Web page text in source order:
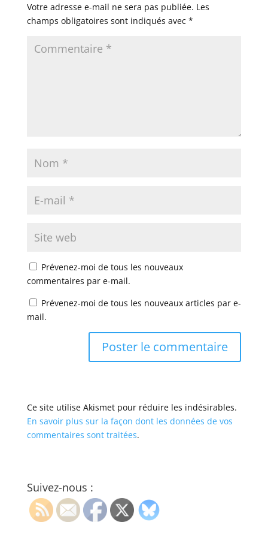
Votre adresse e-mail ne sera pas publiée. Les
champs obligatoires sont indiqués avec *
Prévenez-moi de tous les nouveaux
commentaires par e-mail.
Prévenez-moi de tous les nouveaux articles par e-
mail.
Ce site utilise Akismet pour réduire les indésirables.
En savoir plus sur la façon dont les données de vos
commentaires sont traitées.
Suivez-nous :